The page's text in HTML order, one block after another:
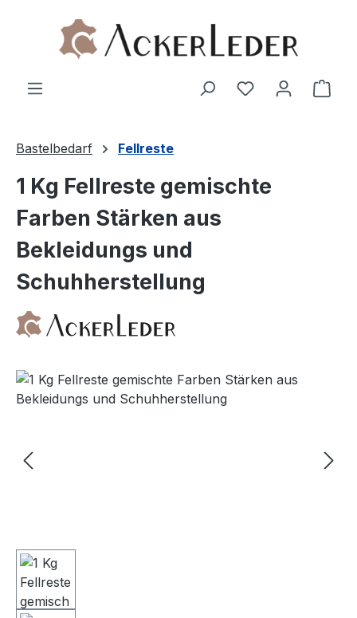
Zum Hauptinhalt springen
Bastelbedarf Fellreste
1 Kg Fellreste gemischte
Farben Stärken aus
Bekleidungs und
Schuhherstellung
Bildergalerie überspringen